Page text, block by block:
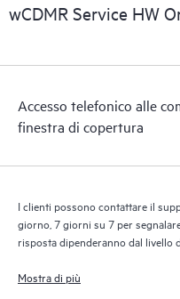
le modalità di interazione
senza dover aprire una
servizio HPE Tech Care, è
per promuovere
wCDMR Service HW
Accesso telefonico alle
finestra di copertura
I clienti possono contattare il
giorno, 7 giorni su 7 per
risposta dipenderanno dal livello
Mostra di più